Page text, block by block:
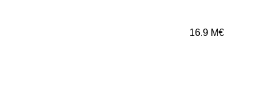
16.9 M€